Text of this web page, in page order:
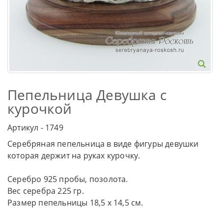
Пепельница Девушка с
курочкой
Артикул - 1749
Серебряная пепельница в виде фигуры девушки
которая держит на руках курочку.
Серебро 925 пробы, позолота.
Вес серебра 225 гр.
Размер пепельницы 18,5 х 14,5 см.